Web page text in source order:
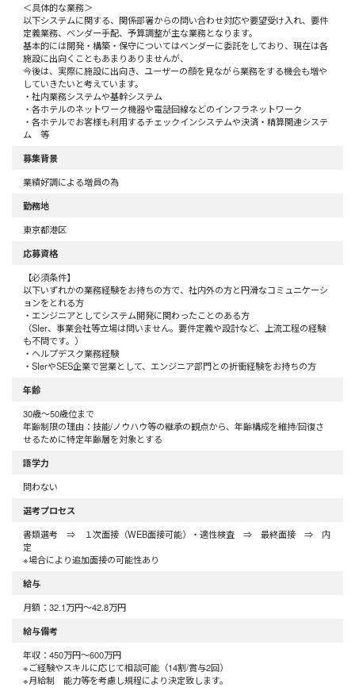
＜具体的な業務＞
以下システムに関する、関係部署からの問い合わせ対応や要望受け入れ、要件
定義業務、ベンダー手配、予算調整が主な業務となります。
基本的には開発・構築・保守についてはベンダーに委託をしており、現在は各
施設に出向くこともあまりありませんが、
今後は、実際に施設に出向き、ユーザーの顔を見ながら業務をする機会も増や
していきたいと考えています。
・社内業務システムや基幹システム
・各ホテルのネットワーク機器や電話回線などのインフラネットワーク
・各ホテルでお客様も利用するチェックインシステムや決済・精算関連システ
ム 等
募集背景
業績好調による増員の為
勤務地
東京都港区
応募資格
【必須条件】
以下いずれかの業務経験をお持ちの方で、社内外の方と円滑なコミュニケーシ
ョンをとれる方
・エンジニアとしてシステム開発に関わったことのある方
（SIer、事業会社等立場は問いません。要件定義や設計など、上流工程の経験
も不問です。）
・ヘルプデスク業務経験
・SIerやSES企業で営業として、エンジニア部門との折衝経験をお持ちの方
年齢
30歳〜50歳位まで
年齢制限の理由：技能/ノウハウ等の継承の観点から、年齢構成を維持/回復さ
せるために特定年齢層を対象とする
語学力
問わない
選考プロセス
書類選考 ⇒ １次面接（WEB面接可能）・適性検査 ⇒ 最終面接 ⇒ 内
定
※場合により追加面接の可能性あり
給与
月額：32.1万円～42.8万円
給与備考
年収：450万円～600万円
※ご経験やスキルに応じて相談可能（14割/賞与2回）
※月給制 能力等を考慮し規程により決定致します。